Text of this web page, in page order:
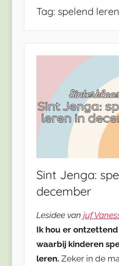
Tag: spelend leren
Sint Jenga:
december
Lesidee van juf
Ik hou er
waarbij kinderen
leren. Zeker in de